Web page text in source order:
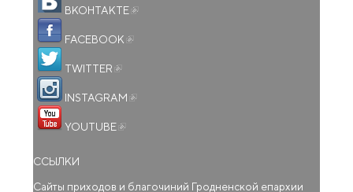
ВКОНТАКТЕ
FACEBOOK
TWITTER
INSTAGRAM
YOUTUBE
ССЫЛКИ
Сайты приходов и благочиний Гродненской епархии